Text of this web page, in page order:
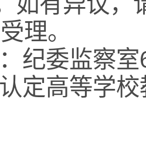
理。
纪委监察
定高等学